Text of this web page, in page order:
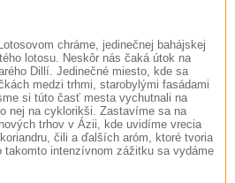
chráme, jedinečnej bahájskej
lotosu. Neskôr nás čaká útok na
Dillí. Jedinečné miesto, kde sa
medzi trhmi, starobylými fasádami
si túto časť mesta vychutnali na
nej na cyklorikši. Zastavíme sa na
trhov v Ázii, kde uvidíme vrecia
čili a ďalších aróm, ktoré tvoria
takomto intenzívnom zážitku sa vydáme